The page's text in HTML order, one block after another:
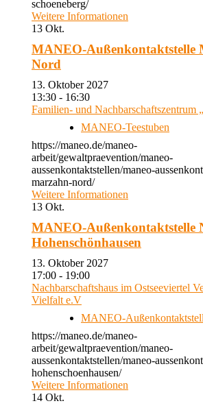
schoeneberg/
Weitere Informationen
13 Okt.
MANEO-Außenkontaktstelle
Nord
13. Oktober 2027
13:30 - 16:30
Familien- und Nachbarschaftszentrum
MANEO-Teestuben
https://maneo.de/maneo-
arbeit/gewaltpraevention/maneo-
aussenkontaktstellen/maneo-
marzahn-nord/
Weitere Informationen
13 Okt.
MANEO-Außenkontaktstelle
Hohenschönhausen
13. Oktober 2027
17:00 - 19:00
Nachbarschaftshaus im Ostseeviertel
Vielfalt e.V
MANEO-
https://maneo.de/maneo-
arbeit/gewaltpraevention/maneo-
aussenkontaktstellen/maneo-
hohenschoenhausen/
Weitere Informationen
14 Okt.